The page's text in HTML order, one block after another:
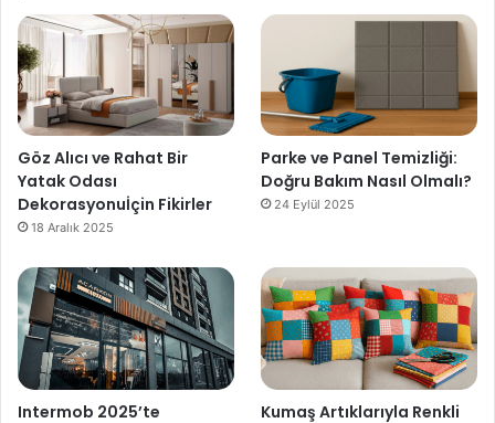
Göz Alıcı ve Rahat Bir
Yatak Odası
Dekorasyonuİçin Fikirler
18 Aralık 2025
Parke ve Panel Temizliği:
Doğru Bakım Nasıl Olmalı?
24 Eylül 2025
Intermob 2025’te
Kumaş Artıklarıyla Renkli